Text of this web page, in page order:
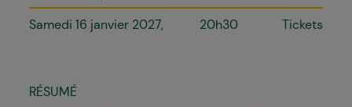
Samedi 16 janvier 2027 20h30 Tickets
RÉSUMÉ